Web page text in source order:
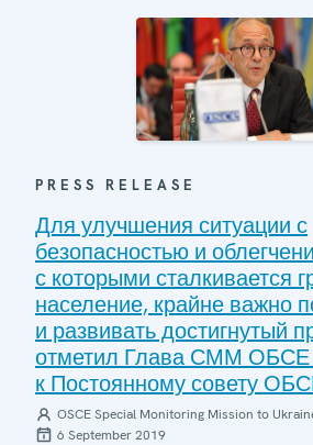
PRESS RELEASE
Для улучшения ситуации с
безопасностью и
с которыми сталкивается
население, крайне важно
и развивать достигнутый
отметил Глава СММ ОБСЕ
к Постоянному совету
OSCE Special Monitoring Mission to
6 September 2019